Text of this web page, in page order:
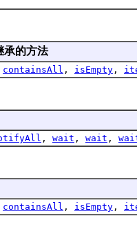
承的方法
containsAll , isEmpty ,
, wait , wait ,
containsAll , isEmpty ,